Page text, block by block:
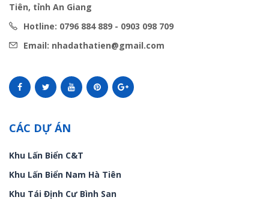
Tiên, tỉnh An Giang
Hotline: 0796 884 889 - 0903 098 709
Email: nhadathatien@gmail.com
CÁC DỰ ÁN
Khu Lấn Biển C&T
Khu Lấn Biển Nam Hà Tiên
Khu Tái Định Cư Bình San